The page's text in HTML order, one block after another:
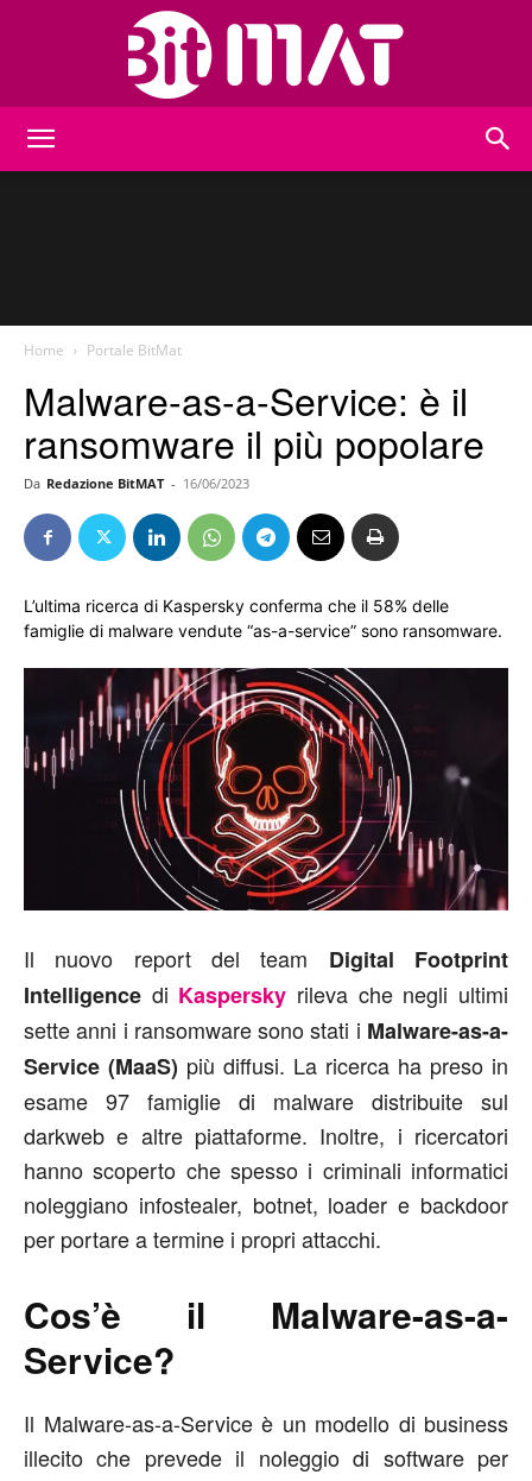
Home Portale BitMat
Malware-as-a-Service: è il
ransomware il più popolare
Da Redazione BitMAT - 16/06/2023
L’ultima ricerca di Kaspersky conferma che il 58% delle
famiglie di malware vendute “as-a-service” sono ransomware.
Il nuovo report del team Digital Footprint
Intelligence di Kaspersky rileva che negli ultimi
sette anni i ransomware sono stati i Malware-as-a-
Service (MaaS) più diffusi. La ricerca ha preso in
esame 97 famiglie di malware distribuite sul
darkweb e altre piattaforme. Inoltre, i ricercatori
hanno scoperto che spesso i criminali informatici
noleggiano infostealer, botnet, loader e backdoor
per portare a termine i propri attacchi.
Cos’è il Malware-as-a-
Service?
Il Malware-as-a-Service è un modello di business
illecito che prevede il noleggio di software per